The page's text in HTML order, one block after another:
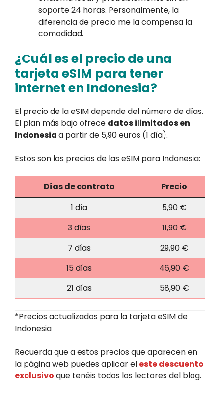
soporte 24 horas. Personalmente, la
diferencia de precio me la compensa la
comodidad.
¿Cuál es el precio de una
tarjeta eSIM para tener
internet en Indonesia?
El precio de la eSIM depende del número de días.
El plan más bajo ofrece datos ilimitados en
Indonesiaa partir de 5,90 euros (1 día).
Estos son los precios de las eSIM para Indonesia:
Días de contrato
Precio
1 día
5,90 €
3 días
11,90 €
7 días
29,90 €
15 días
46,90 €
21 días
58,90 €
*Precios actualizados para la tarjeta eSIM de
Indonesia
Recuerda que a estos precios que aparecen en
la página web puedes aplicar el este descuento
exclusivo que tenéis todos los lectores del blog.